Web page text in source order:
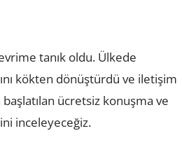
tanık oldu. Ülkede
kökten dönüştürdü ve iletişim
ücretsiz konuşma ve
inceleyeceğiz.